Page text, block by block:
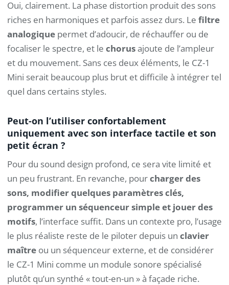
Oui, clairement. La phase distortion produit des sons
riches en harmoniques et parfois assez durs. Le filtre
analogique permet d’adoucir, de réchauffer ou de
focaliser le spectre, et le chorusajoute de l’ampleur
et du mouvement. Sans ces deux éléments, le CZ-1
Mini serait beaucoup plus brut et difficile à intégrer tel
quel dans certains styles.
Peut-on l’utiliser confortablement
uniquement avec son interface tactile et son
petit écran ?
Pour du sound design profond, ce sera vite limité et
un peu frustrant. En revanche, pourcharger des
sons, modifier quelques paramètres clés,
programmer un séquenceur simple et jouer des
motifs, l’interface suffit. Dans un contexte pro, l’usage
le plus réaliste reste de le piloter depuis un clavier
maître ou un séquenceur externe, et de considérer
le CZ-1 Mini comme un module sonore spécialisé
plutôt qu’un synthé « tout-en-un » à façade riche.